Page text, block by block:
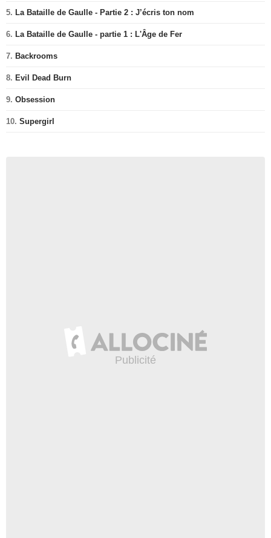
5. La Bataille de Gaulle - Partie 2 : J’écris ton nom
6. La Bataille de Gaulle - partie 1 : L'Âge de Fer
7. Backrooms
8. Evil Dead Burn
9. Obsession
10. Supergirl